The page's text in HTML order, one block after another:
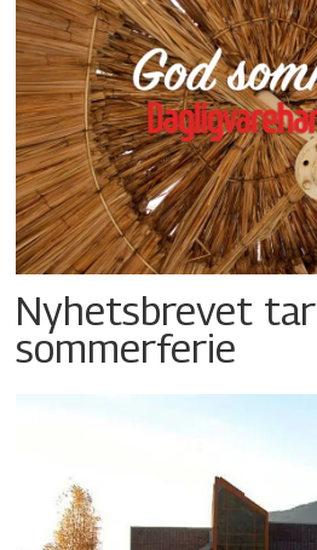
Nyhetsbrevet tar
sommerferie